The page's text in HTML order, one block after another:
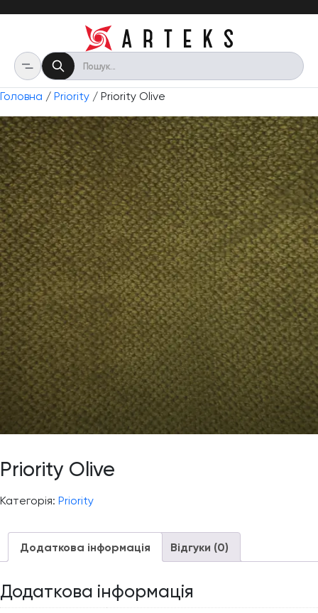
Головна / Priority / Priority Olive
Priority Olive
Категорія: Priority
Додаткова інформація Відгуки (0)
Додаткова інформація